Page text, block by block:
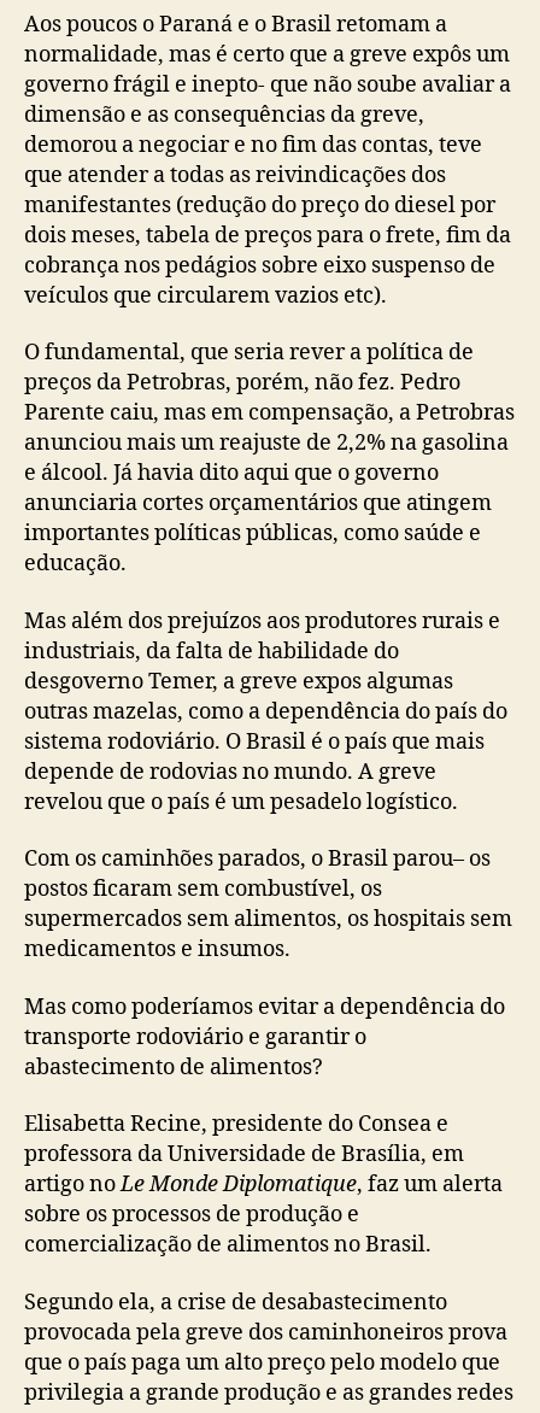
Aos poucos o Paraná e o Brasil retomam a
normalidade, mas é certo que a greve expôs um
governo frágil e inepto- que não soube avaliar a
dimensão e as consequências da greve,
demorou a negociar e no fim das contas, teve
que atender a todas as reivindicações dos
manifestantes (redução do preço do diesel por
dois meses, tabela de preços para o frete, fim da
cobrança nos pedágios sobre eixo suspenso de
veículos que circularem vazios etc).
O fundamental, que seria rever a política de
preços da Petrobras, porém, não fez. Pedro
Parente caiu, mas em compensação, a Petrobras
anunciou mais um reajuste de 2,2% na gasolina
e álcool. Já havia dito aqui que o governo
anunciaria cortes orçamentários que atingem
importantes políticas públicas, como saúde e
educação.
Mas além dos prejuízos aos produtores rurais e
industriais, da falta de habilidade do
desgoverno Temer, a greve expos algumas
outras mazelas, como a dependência do país do
sistema rodoviário. O Brasil é o país que mais
depende de rodovias no mundo. A greve
revelou que o país é um pesadelo logístico.
Com os caminhões parados, o Brasil parou– os
postos ficaram sem combustível, os
supermercados sem alimentos, os hospitais sem
medicamentos e insumos.
Mas como poderíamos evitar a dependência do
transporte rodoviário e garantir o
abastecimento de alimentos?
Elisabetta Recine, presidente do Consea e
professora da Universidade de Brasília, em
artigo noLe Monde Diplomatique, faz um alerta
sobre os processos de produção e
comercialização de alimentos no Brasil.
Segundo ela, a crise de desabastecimento
provocada pela greve dos caminhoneiros prova
que o país paga um alto preço pelo modelo que
privilegia a grande produção e as grandes redes